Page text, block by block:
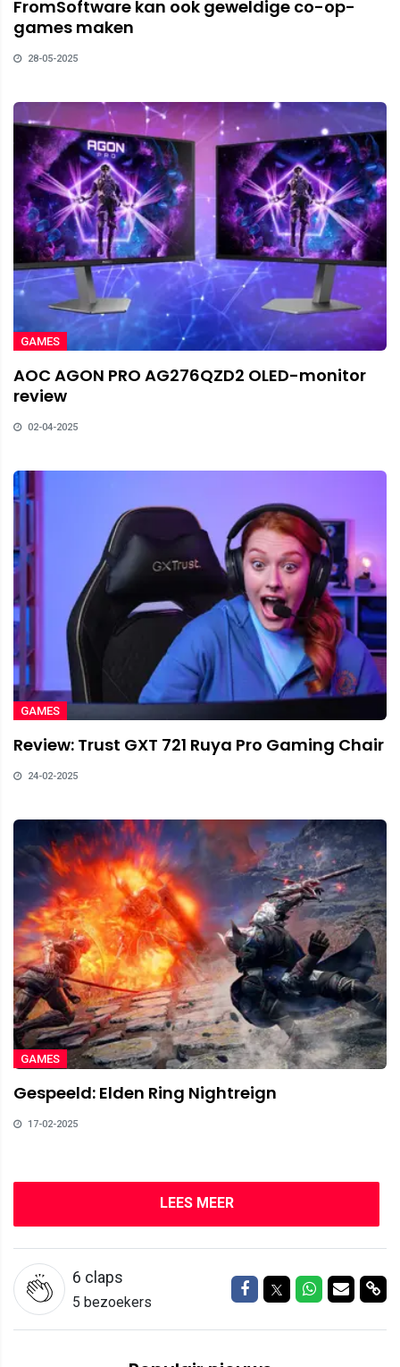
FromSoftware kan ook geweldige co-op-
games maken
28-05-2025
GAMES
AOC AGON PRO AG276QZD2 OLED-monitor
review
02-04-2025
GAMES
Review: Trust GXT 721 Ruya Pro Gaming Chair
24-02-2025
GAMES
Gespeeld: Elden Ring Nightreign
17-02-2025
LEES MEER
6 claps
5 bezoekers
Delen op Facebook
Delen op Twitter
Delen op
Delen